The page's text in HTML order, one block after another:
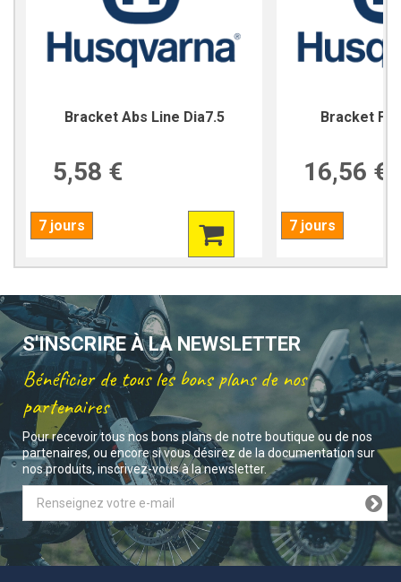
Bracket Abs Line Dia7.5
5,58 €
7 jours
Bracket
16,56 €
7 jours
S'INSCRIRE À LA NEWSLETTER
Bénéficier de tous les bons plans de nos
partenaires
Pour recevoir tous nos bons plans de notre boutique ou de nos
partenaires, ou encore si vous désirez de la documentation sur
nos produits, inscrivez-vous à la newsletter.